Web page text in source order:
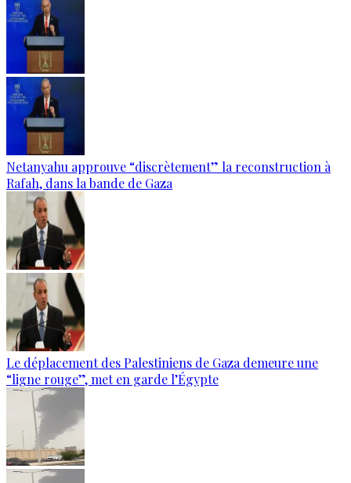
Netanyahu approuve “discrètement” la reconstruction à
Rafah, dans la bande de Gaza
Le déplacement des Palestiniens de Gaza demeure une
“ligne rouge”, met en garde l’Égypte